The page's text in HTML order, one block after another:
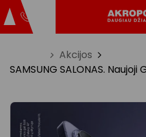
Akcijos
SAMSUNG SALONAS.